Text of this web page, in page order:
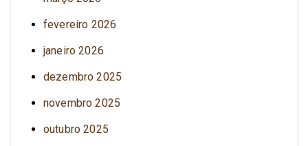
fevereiro 2026
janeiro 2026
dezembro 2025
novembro 2025
outubro 2025